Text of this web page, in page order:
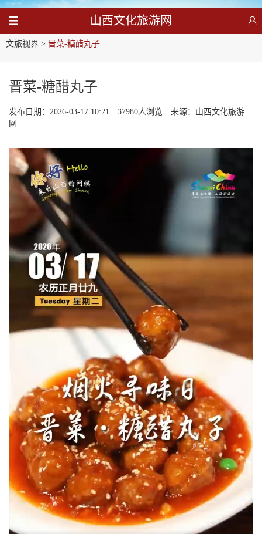
山西文化旅游网
文旅视界 > 晋菜-糖醋丸子
晋菜-糖醋丸子
发布日期：2026-03-17 10:21 37980人浏览
来源：山西文化旅游
网